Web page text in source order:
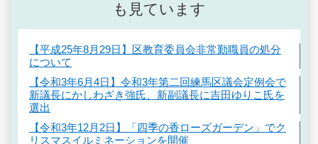
も見ています
【平成25年8月29日】区教育委員会非常勤職員の処分
について
【令和3年6月4日】令和3年第二回練馬区議会定例会で
新議長にかしわざき強氏、新副議長に吉田ゆりこ氏を
選出
【令和3年12月2日】「四季の香ローズガーデン」でク
リスマスイルミネーションを開催